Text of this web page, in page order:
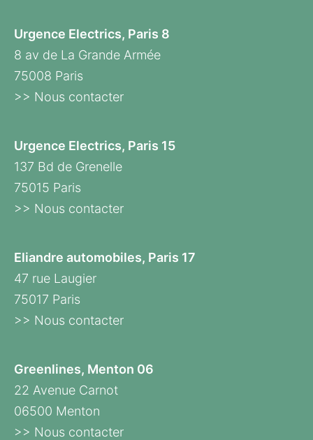
Urgence Electrics, Paris 8
8 av de La Grande Armée
75008 Paris
>> Nous contacter
Urgence Electrics, Paris 15
137 Bd de Grenelle
75015 Paris
>> Nous contacter
Eliandre automobiles, Paris 17
47 rue Laugier
75017 Paris
>> Nous contacter
Greenlines, Menton 06
22 Avenue Carnot
06500 Menton
>> Nous contacter